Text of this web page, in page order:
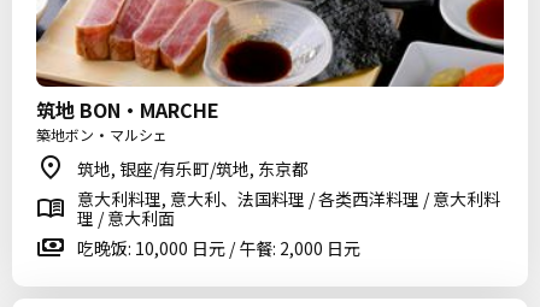
筑地 BON・MARCHE
築地ボン・マルシェ
筑地, 银座/有乐町/筑地, 东京都
意大利料理, 意大利、法国料理 / 各类西洋料理 / 意大利料
理 / 意大利面
吃晚饭: 10,000 日元 / 午餐: 2,000 日元